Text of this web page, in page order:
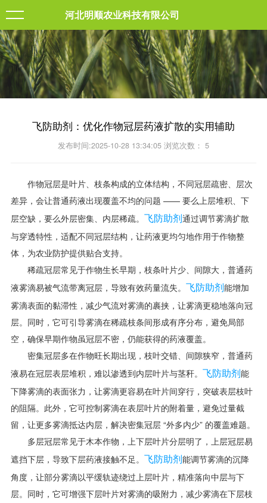
河北明顺农业科技有限公司
飞防助剂：优化作物冠层药液扩散的实用辅助
发布时间:2025-10-28 13:34:05 浏览次数： 5
作物冠层是叶片、枝条构成的立体结构，不同冠层疏密、层次
差异，会让普通药液出现覆盖不均的问题 —— 要么上层堆积、下
层空缺，要么外层密集、内层稀疏。 飞防助剂通过调节雾滴扩散
与穿透特性，适配不同冠层结构，让药液更均匀地作用于作物整
体，为农业防护提供贴合支持。
稀疏冠层常见于作物生长早期，枝条叶片少、间隙大，普通药
液雾滴易被气流带离冠层，导致有效药量流失。 飞防助剂能增加
雾滴表面的黏滞性，减少气流对雾滴的裹挟，让雾滴更稳地落向冠
层。同时，它可引导雾滴在稀疏枝条间形成有序分布，避免局部
空，确保早期作物虽冠层不密，仍能获得的药液覆盖。
密集冠层多在作物旺长期出现，枝叶交错、间隙狭窄，普通药
液易在冠层表层堆积，难以渗透到内层叶片与茎秆。 飞防助剂能
下降雾滴的表面张力，让雾滴更容易在叶片间穿行，突破表层枝叶
的阻隔。此外，它可控制雾滴在表层叶片的附着量，避免过量截
留，让更多雾滴抵达内层，解决密集冠层 “外多内少” 的覆盖难题。
多层冠层常见于木本作物，上下层叶片分层明了，上层冠层易
遮挡下层，导致下层药液接触不足。 飞防助剂能调节雾滴的沉降
角度，让部分雾滴以平缓轨迹绕过上层叶片，精准落向中层与下
层。同时，它可增强下层叶片对雾滴的吸附力，减少雾滴在下层枝